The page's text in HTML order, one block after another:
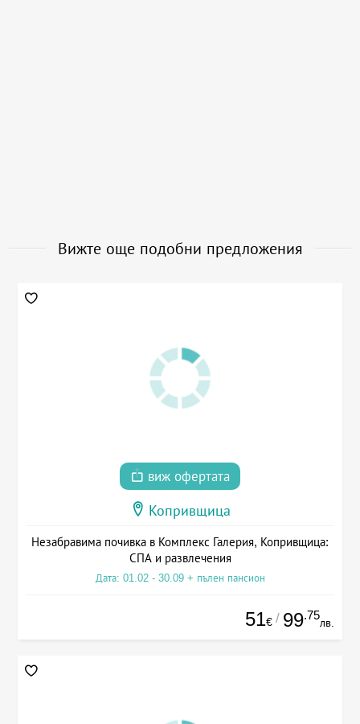
Вижте още подобни предложения
виж офертата
Копривщица
Незабравима почивка в Комплекс Галерия, Копривщица:
СПА и развлечения
Дата: 01.02 - 30.09 + пълен пансион
51€ / 99.75
лв.